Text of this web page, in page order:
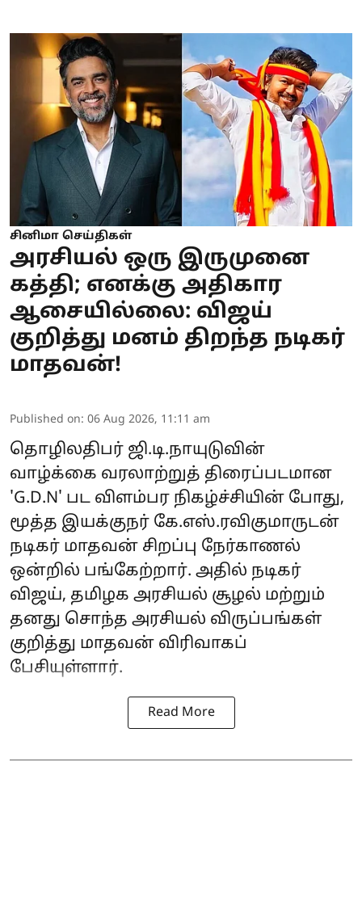
சினிமா செய்திகள்
அரசியல் ஒரு இருமுனை
கத்தி; எனக்கு அதிகார
ஆசையில்லை: விஜய்
குறித்து மனம் திறந்த நடிகர்
மாதவன்!
Published on: 06 Aug 2026, 11:11 am
தொழிலதிபர் ஜி.டி.நாயுடுவின்
வாழ்க்கை வரலாற்றுத் திரைப்படமான
'G.D.N' பட விளம்பர நிகழ்ச்சியின் போது,
மூத்த இயக்குநர் கே.எஸ்.ரவிகுமாருடன்
நடிகர் மாதவன் சிறப்பு நேர்காணல்
ஒன்றில் பங்கேற்றார். அதில் நடிகர்
விஜய், தமிழக அரசியல் சூழல் மற்றும்
தனது சொந்த அரசியல் விருப்பங்கள்
குறித்து மாதவன் விரிவாகப்
பேசியுள்ளார்.
Read More